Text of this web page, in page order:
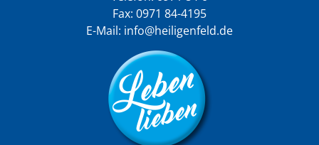
Fax: 0971 84-4195
E-Mail: info@heiligenfeld.de